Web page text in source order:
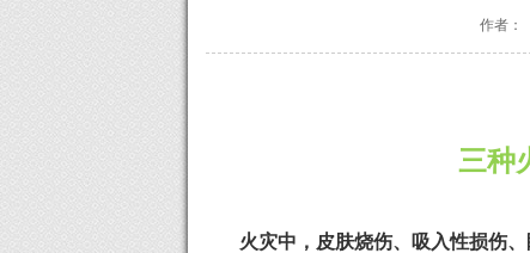
作者：
三种
火灾中，皮肤烧伤、吸入性损伤